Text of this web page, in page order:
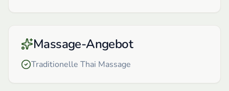
Massage-Angebot
Traditionelle Thai Massage